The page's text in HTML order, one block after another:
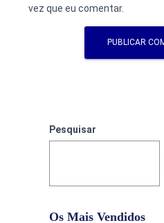
vez que eu comentar.
Pesquisar
Os Mais Vendidos